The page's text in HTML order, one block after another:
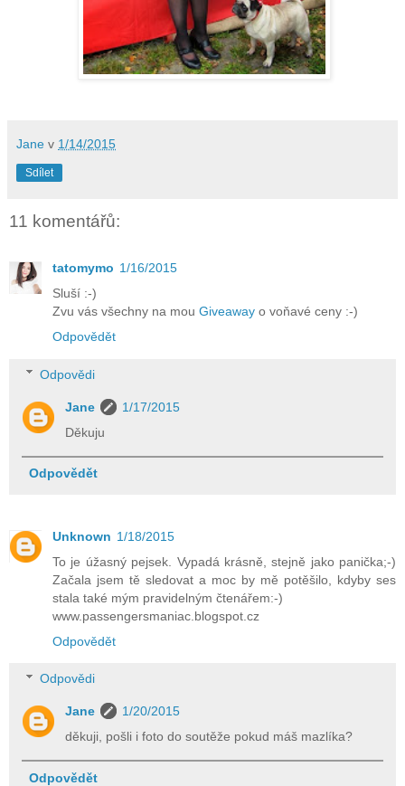
Jane v 1/14/2015
Sdílet
11 komentářů:
tatomymo 1/16/2015
Sluší :-)
Zvu vás všechny na mou Giveaway o voňavé ceny :-)
Odpovědět
Odpovědi
Jane
1/17/2015
Děkuju
Odpovědět
Unknown 1/18/2015
To je úžasný pejsek. Vypadá krásně, stejně jako panička;-)
Začala jsem tě sledovat a moc by mě potěšilo, kdyby ses
stala také mým pravidelným čtenářem:-)
www.passengersmaniac.blogspot.cz
Odpovědět
Odpovědi
Jane
1/20/2015
děkuji, pošli i foto do soutěže pokud máš mazlíka?
Odpovědět